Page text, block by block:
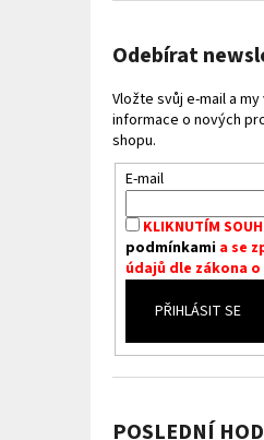
Odebírat
Vložte svůj e-mail a
informace o nových
shopu.
E-mail
KLIKNUTÍM
podmínkamia se
údajů dle zákona o
PŘIHLÁSIT SE
POSLEDNÍ